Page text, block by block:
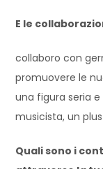
E le
collaboro con
promuovere le
una figura seria
musicista, un
Quali sono i